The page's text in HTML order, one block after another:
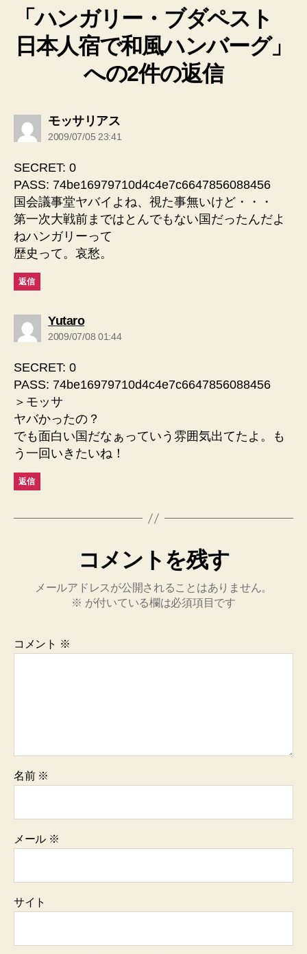
「ハンガリー・ブダペスト
日本人宿で和風ハンバーグ」
への2件の返信
モッサリアスの
発
2009/07/05 23:41
SECRET: 0
PASS: 74be16979710d4c4e7c6647856088456
国会議事堂ヤバイよね、視た事無いけど・・・
第一次大戦前まではとんでもない国だったんだよ
ねハンガリーって
歴史って。哀愁。
返信
Yutaroの
発
2009/07/08 01:44
SECRET: 0
PASS: 74be16979710d4c4e7c6647856088456
＞モッサ
ヤバかったの？
でも面白い国だなぁっていう雰囲気出てたよ。も
う一回いきたいね！
返信
コメントを残す
メールアドレスが公開されることはありません。
※ が付いている欄は必須項目です
コメント ※
名前 ※
メール ※
サイト